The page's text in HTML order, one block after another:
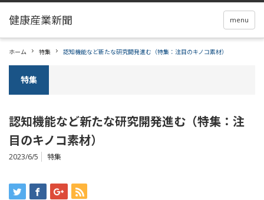
menu
ホーム 特集 認知機能など新たな研究開発進む（特集：注目のキノコ素材）
特集
認知機能など新たな研究開発進む（特集：注
目のキノコ素材）
2023/6/5 特集